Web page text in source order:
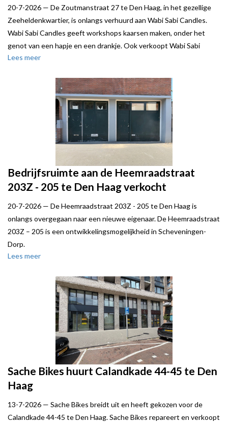
20-7-2026 — De Zoutmanstraat 27 te Den Haag, in het gezellige
Zeeheldenkwartier, is onlangs verhuurd aan Wabi Sabi Candles.
Wabi Sabi Candles geeft workshops kaarsen maken, onder het
genot van een hapje en een drankje. Ook verkoopt Wabi Sabi
kaarsen.
Verhuurder werd bijgestaan door Local Joe.
Lees meer
Bedrijfsruimte aan de Heemraadstraat
203Z - 205 te Den Haag verkocht
20-7-2026 — De Heemraadstraat 203Z - 205 te Den Haag is
onlangs overgegaan naar een nieuwe eigenaar. De Heemraadstraat
203Z – 205 is een ontwikkelingsmogelijkheid in Scheveningen-
Dorp.
Lees meer
Sache Bikes huurt Calandkade 44-45 te Den
Haag
13-7-2026 — Sache Bikes breidt uit en heeft gekozen voor de
Calandkade 44-45 te Den Haag. Sache Bikes repareert en verkoopt